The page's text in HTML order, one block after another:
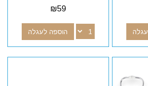
₪59
הוספה לעגלה